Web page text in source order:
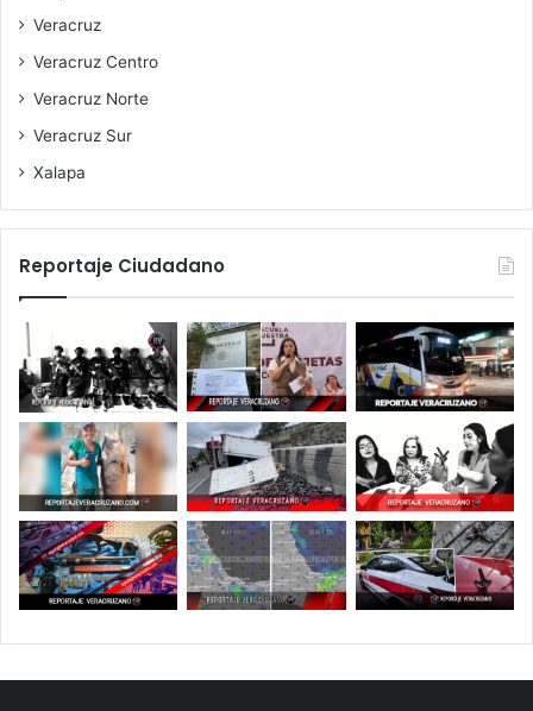
Veracruz
Veracruz Centro
Veracruz Norte
Veracruz Sur
Xalapa
Reportaje Ciudadano